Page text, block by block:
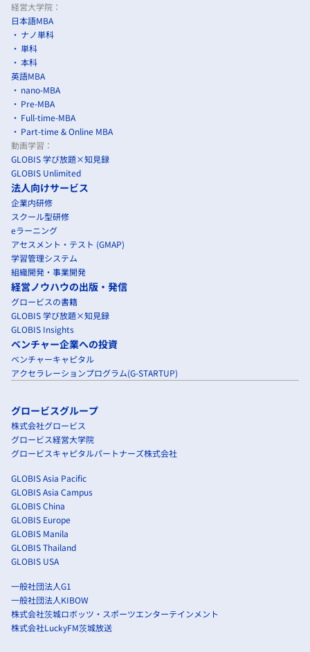
経営大学院：
日本語MBA
ナノ単科
単科
本科
英語MBA
nano-MBA
Pre-MBA
Full-time-MBA
Part-time & Online MBA
動画学習：
GLOBIS 学び放題×知見録
GLOBIS Unlimited
法人向けサービス
企業内研修
スクール型研修
eラーニング
アセスメント・テスト (GMAP)
学習管理システム
組織開発・事業開発
経営ノウハウの出版・発信
グロービスの書籍
GLOBIS 学び放題×知見録
GLOBIS Insights
ベンチャー企業への投資
ベンチャーキャピタル
アクセラレーションプログラム(G-STARTUP)
グロービスグループ
株式会社グロービス
グロービス経営大学院
グロービスキャピタルパートナーズ株式会社
GLOBIS Asia Pacific
GLOBIS Asia Campus
GLOBIS China
GLOBIS Europe
GLOBIS Manila
GLOBIS Thailand
GLOBIS USA
一般社団法人G1
一般社団法人KIBOW
株式会社茨城ロボッツ・スポーツエンターテインメント
株式会社LuckyFM茨城放送